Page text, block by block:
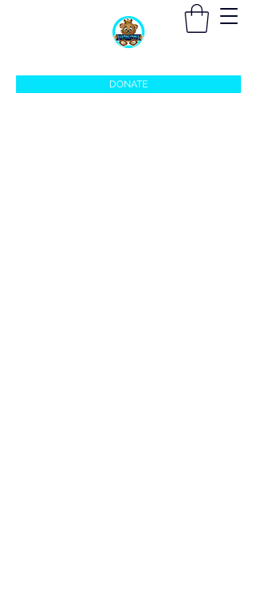
sleepingprincefoundation@gmail.com
DONATE